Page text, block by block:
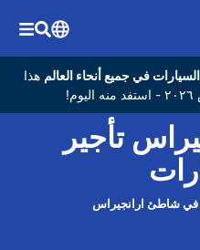
هذا
تأجير
في شاطئ ارانجيراس